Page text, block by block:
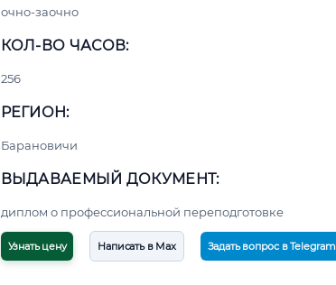
очно-заочно
КОЛ-ВО ЧАСОВ:
256
РЕГИОН:
Барановичи
ВЫДАВАЕМЫЙ ДОКУМЕНТ:
диплом о профессиональной переподготовке
Узнать цену Написать в Max Задать вопрос в Telegram